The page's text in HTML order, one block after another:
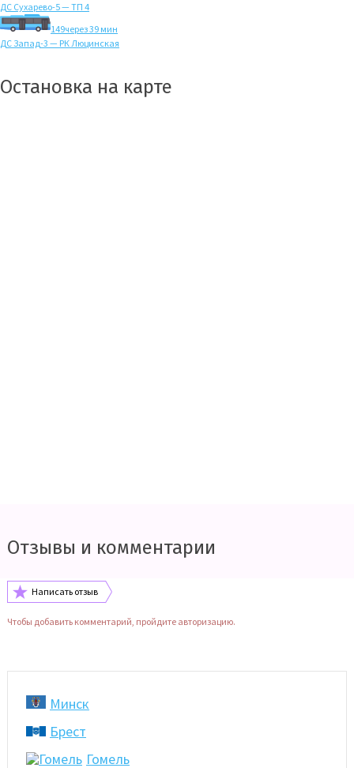
ДС Сухарево-5 — ТП 4
149через 39 мин
ДС Запад-3 — РК Люцинская
Остановка на карте
Отзывы и комментарии
Написать отзыв
Чтобы добавить комментарий, пройдите авторизацию.
Минск
Брест
Гомель